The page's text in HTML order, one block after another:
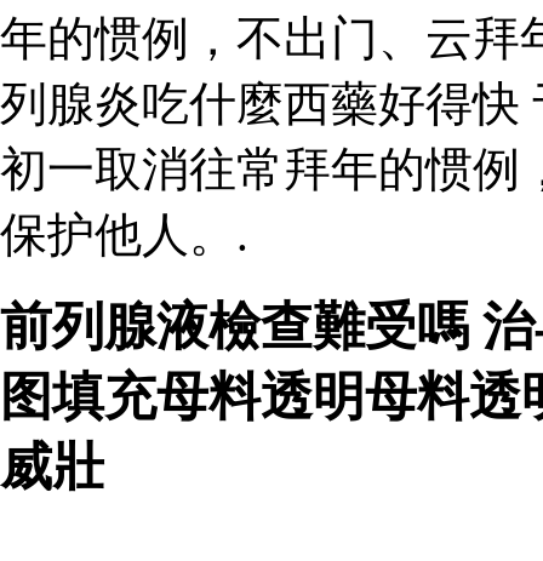
年的惯例，不出门、云拜
列腺炎吃什麼西藥好得快
初一取消往常拜年的惯例
保护他人。.
前列腺液檢查難受嗎
图填充母料透明母料
威壯